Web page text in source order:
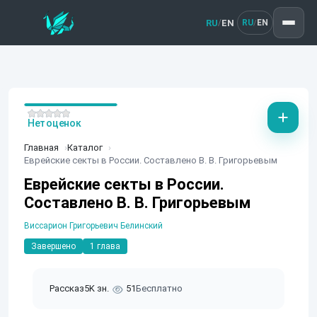
RU/EN RU/ EN
Главная
Каталог
Еврейские секты в России. Составлено В. В. Григорьевым
Еврейские секты в России.
Составлено В. В. Григорьевым
Виссарион Григорьевич Белинский
Завершено 1 глава
Рассказ5K зн. 51Бесплатно
Нет оценок